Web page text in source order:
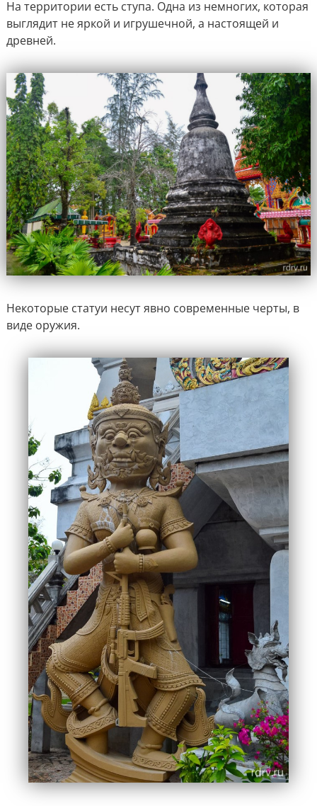
На территории есть ступа. Одна из немногих, которая
выглядит не яркой и игрушечной, а настоящей и
древней.
Некоторые статуи несут явно современные черты, в
виде оружия.